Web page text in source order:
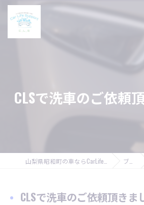
CLSで洗車のご依頼
ブログ
CLSで洗車のご依頼頂きま